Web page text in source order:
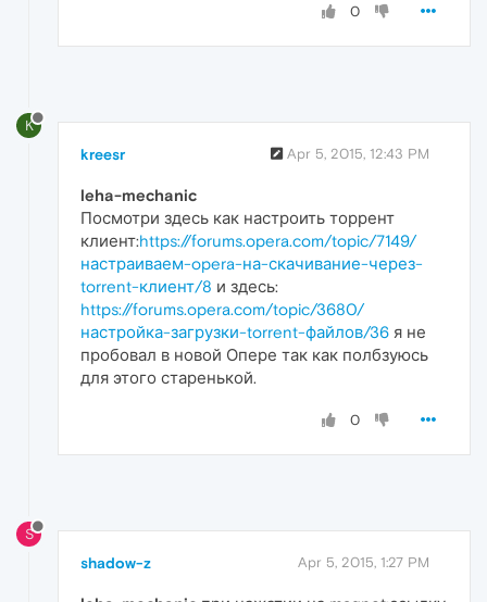
0
K
kreesr Apr 5, 2015, 12:43 PM
leha-mechanic
Посмотри здесь как настроить торрент
клиент:https://forums.opera.com/topic/7149/
настраиваем-opera-на-скачивание-через-
torrent-клиент/8 и здесь:
https://forums.opera.com/topic/3680/
настройка-загрузки-torrent-файлов/36 я не
пробовал в новой Опере так как полбзуюсь
для этого старенькой.
0
S
shadow-z Apr 5, 2015, 1:27 PM